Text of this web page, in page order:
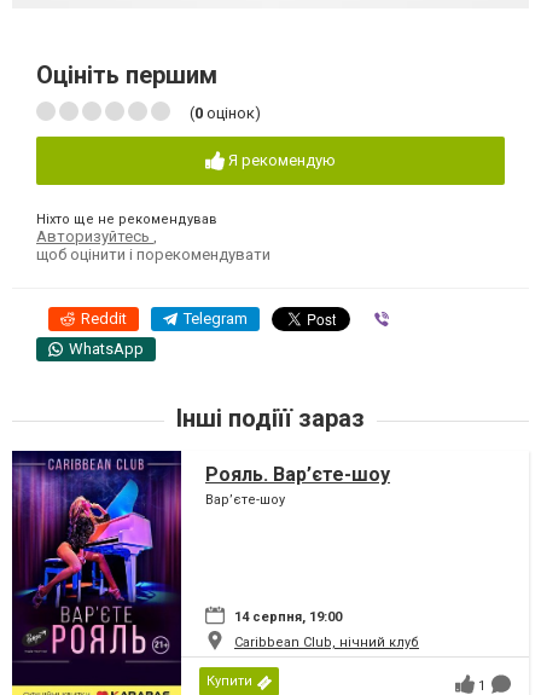
Оцініть першим
(0 оцінок)
Я рекомендую
Ніхто ще не рекомендував
Авторизуйтесь ,
щоб оцінити і порекомендувати
Reddit Telegram
WhatsApp
Інші подіїї зараз
Рояль. Вар’єте-шоу
Вар’єте-шоу
14 серпня, 19:00
Caribbean Club, нічний клуб
Купити 1